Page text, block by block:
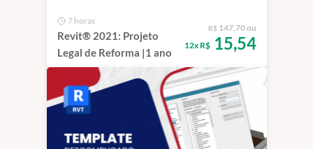
7 horas
Revit® 2021: Projeto
Legal de Reforma |1 ano
R$ 147,70 ou
12x R$15,54